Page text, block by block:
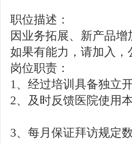
职位描述：
因业务拓展、新产品
如果有能力，请加入
岗位职责：
1、经过培训具备独立
2、及时反馈医院使用
3、每月保证拜访规定